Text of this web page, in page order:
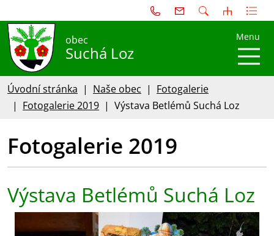
obec
Suchá Loz
Menu
Úvodní stránka Naše obec
Fotogalerie
Fotogalerie 2019
Výstava Betlémů Suchá Loz
Fotogalerie 2019
Výstava Betlémů Suchá Loz